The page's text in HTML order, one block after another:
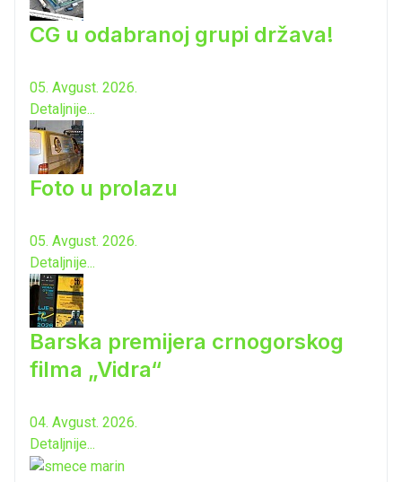
CG u odabranoj grupi država!
05. Avgust. 2026.
Detaljnije...
Foto u prolazu
05. Avgust. 2026.
Detaljnije...
Barska premijera crnogorskog
filma „Vidra“
04. Avgust. 2026.
Detaljnije...